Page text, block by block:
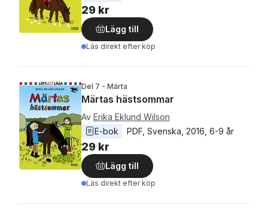
29 kr
Lägg till
Läs direkt efter köp
Del 7 - Märta
Märtas hästsommar
Av Erika Eklund Wilson
E-bok
PDF Svenska 2016 6-9 år
29 kr
Lägg till
Läs direkt efter köp